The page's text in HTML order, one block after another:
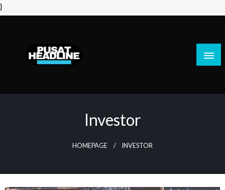
}Skip
to
Investor
HOMEPAGE INVESTOR